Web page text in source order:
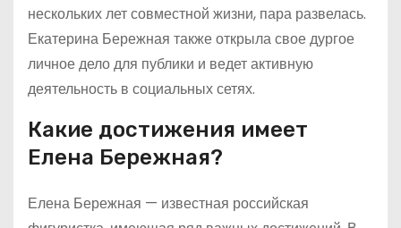
нескольких лет совместной жизни, пара развелась.
Екатерина Бережная также открыла свое дургое
личное дело для публики и ведет активную
деятельность в социальных сетях.
Какие достижения имеет
Елена Бережная?
Елена Бережная — известная российская